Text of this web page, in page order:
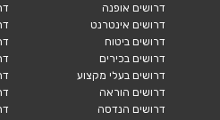
דרושים אופנה
דרושים אינטרנט
דרושים ביטוח
דרושים בכירים
דרושים בעלי מקצוע
דרושים הוראה
דרושים הנדסה